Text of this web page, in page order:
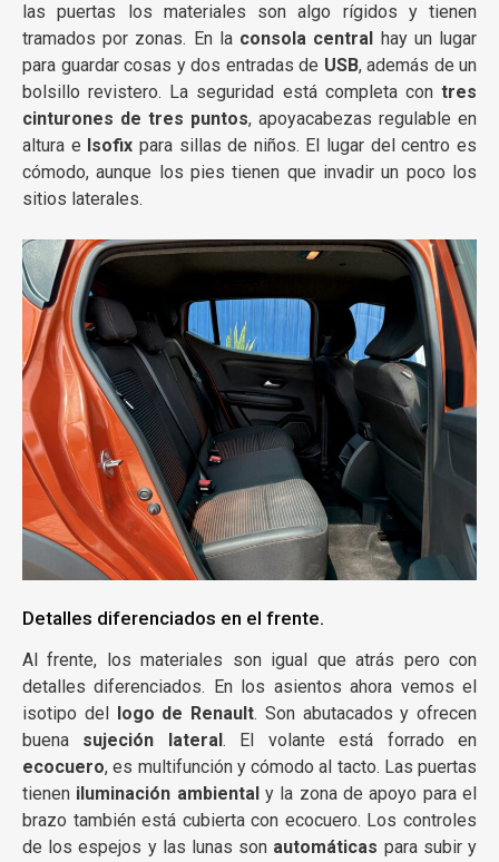
las puertas los materiales son algo rígidos y tienen
tramados por zonas. En la consola central
hay un lugar
para guardar cosas y dos entradas de USB, además de un
bolsillo revistero. La seguridad está completa con tres
cinturones de tres puntos, apoyacabezas regulable en
altura e Isofix para sillas de niños. El lugar del centro es
cómodo, aunque los pies tienen que invadir un poco los
sitios laterales.
Detalles diferenciados en el frente.
Al frente, los materiales son igual que atrás pero con
detalles diferenciados. En los asientos ahora vemos el
isotipo del
logo de Renault. Son abutacados y ofrecen
buena sujeción lateral . El volante está forrado en
ecocuero, es multifunción y cómodo al tacto. Las puertas
tienen iluminación ambiental y la zona de apoyo para el
brazo también está cubierta con ecocuero. Los controles
de los espejos y las lunas son automáticas para subir y